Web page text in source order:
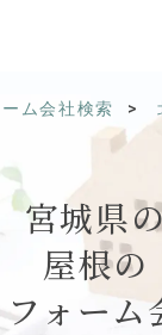
ーム会社検索
宮城県
屋根の
ォーム